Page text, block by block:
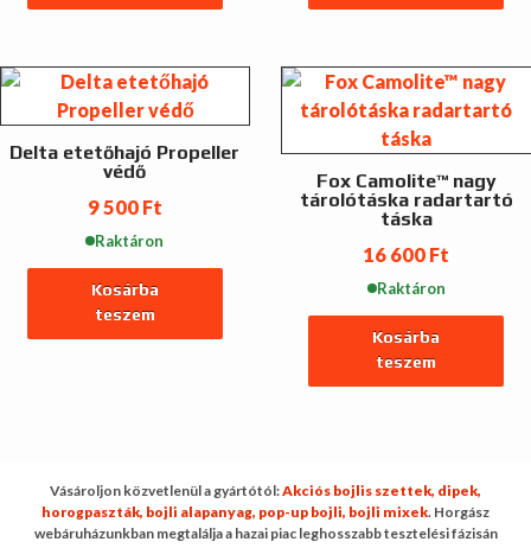
Delta etetőhajó Propeller
védő
9 500 Ft
Raktáron
Kosárba
teszem
Fox Camolite™ nagy
tárolótáska radartartó
táska
16 600 Ft
Raktáron
Kosárba
teszem
Vásároljon közvetlenül a gyártótól:Akciós bojlis szettek, dipek,
horogpaszták, bojli alapanyag, pop-up bojli, bojli mixek. Horgász
webáruházunkban megtalálja a hazai piac leghosszabb tesztelési fázisán